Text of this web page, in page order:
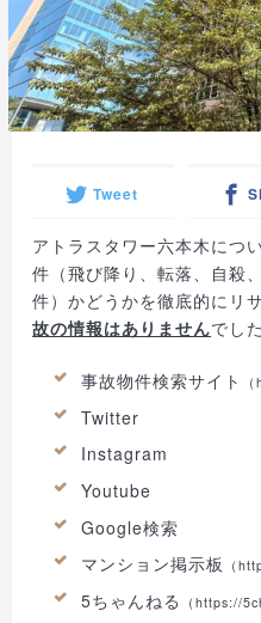
Tweet
アトラスタワー六本木につ
件（飛び降り、転落、自殺
件）かどうかを徹底的にリ
故の情報はありませんでした
事故物件検索サイト （
Twitter
Instagram
Youtube
Google検索
マンション掲示板
（
5ちゃんねる （https://